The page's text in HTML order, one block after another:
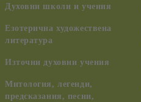
Духовни школи и учения
Езотерична художествена
литература
Източни духовни учения
Митология, легенди,
предсказания, песни,